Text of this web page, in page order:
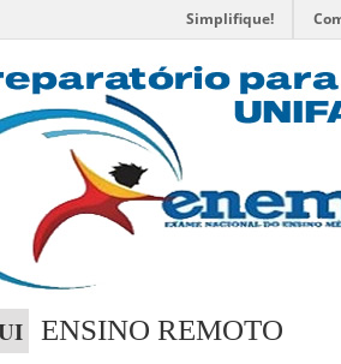
Simplifique!
ENSINO REMOTO